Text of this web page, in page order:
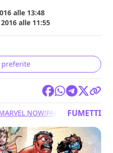
alle 13:48
alle 11:55
preferite
NOW!PACO MEDINA
FUMETTI